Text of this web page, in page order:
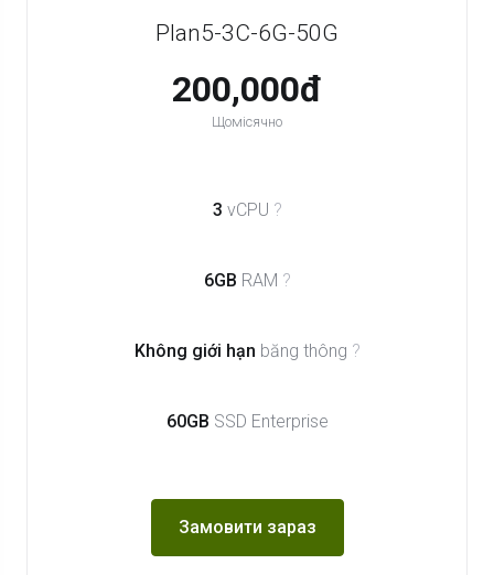
Plan5-3C-6G-50G
200,000đ
Щомісячно
3 vCPU ?
6GB RAM ?
Không giới hạn băng thông ?
60GB SSD Enterprise
Замовити зараз